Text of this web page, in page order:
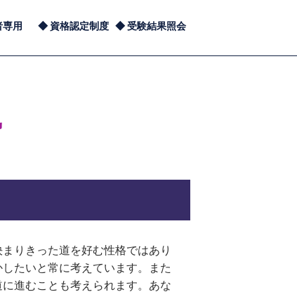
専用 資格認定制度 受験結果照会
りきった道を好む性格ではあり
たいと常に考えています。また
進むことも考えられます。あな